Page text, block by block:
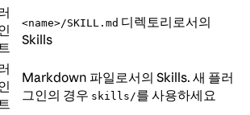
<name>/SKILL.md 디렉토리로서의
Skills
Markdown 파일로서의 Skills. 새 플러
그인의 경우 skills/를 사용하세요